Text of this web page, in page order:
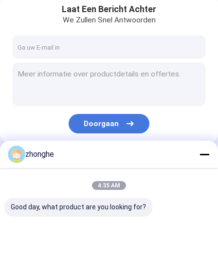
boom van het graafwerktuig de lange bereik
Graafwerktuig Telescopic Boom
graafmachine tunnelarm
Vernielingsboom
Laat Een Bericht Achter
We Zullen Snel Antwoorden
Doorgaan
Onze Categorieën
zhonghe
4:35 AM
Good day, what product are you looking for?